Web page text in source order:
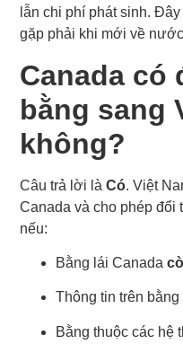
lẫn chi phí phát sinh.
gặp phải khi mới về
Canada có
bằng sang
không?
Câu trả lời là Có. Việt
Canada và cho phép đổi
nếu:
Bằng lái Canada
Thông tin trên
Bằng thuộc các hệ